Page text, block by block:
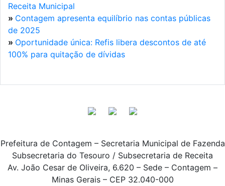
Receita Municipal
» Contagem apresenta equilíbrio nas contas públicas
de 2025
» Oportunidade única: Refis libera descontos de até
100% para quitação de dívidas
Prefeitura de Contagem – Secretaria Municipal de Fazenda
Subsecretaria do Tesouro / Subsecretaria de Receita
Av. João Cesar de Oliveira, 6.620 – Sede – Contagem –
Minas Gerais – CEP 32.040-000